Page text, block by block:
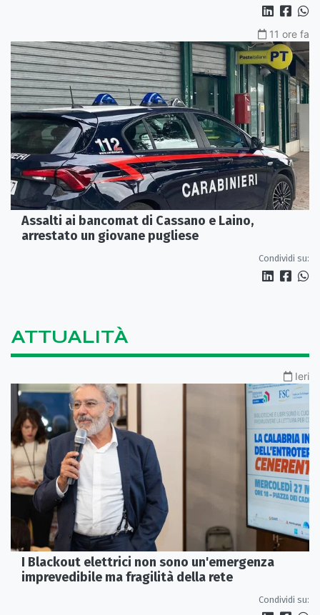
11 ore fa
Assalti ai bancomat di Cassano e Laino,
arrestato un giovane pugliese
Condividi su:
ATTUALITÀ
Ieri
I Blackout elettrici non sono un'emergenza
imprevedibile ma fragilità della rete
Condividi su: